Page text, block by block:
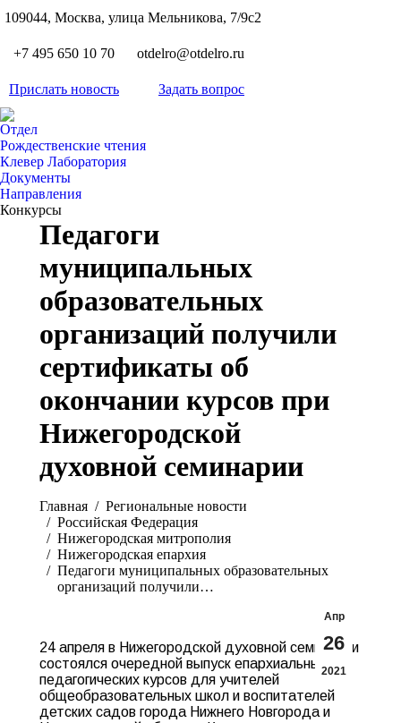
109044, Москва, улица Мельникова, 7/9с2
+7 495 650 10 70 otdelro@otdelro.ru
Прислать новость Задать вопрос
Отдел
Рождественские чтения
Клевер Лаборатория
Документы
Направления
Конкурсы
Педагоги
муниципальных
образовательных
организаций получили
сертификаты об
окончании курсов при
Нижегородской
духовной семинарии
Главная
Pегиональные новости
Российская Федерация
Нижегородская митрополия
Нижегородская епархия
Педагоги муниципальных образовательных
организаций получили…
Апр
26
2021
24 апреля в Нижегородской духовной семинарии
состоялся очередной выпуск епархиальных
педагогических курсов для учителей
общеобразовательных школ и воспитателей
детских садов города Нижнего Новгорода и